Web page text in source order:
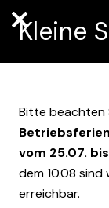
Kleine
Bitte beachten
vom 25.07.
dem 10.08
erreichbar.